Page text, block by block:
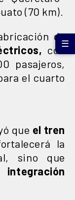
(70 km).
de
con
pasajeros,
el cuarto
que el tren
la
sino que
☰